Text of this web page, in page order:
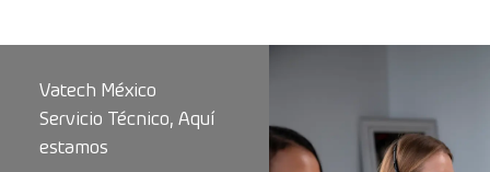
Vatech México
Servicio Técnico, Aquí
estamos